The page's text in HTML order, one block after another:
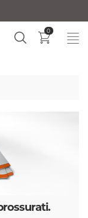
0